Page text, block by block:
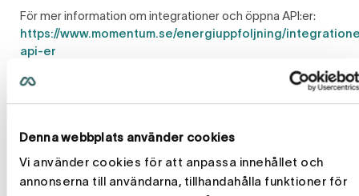
Denna webbplats använder cookies
Vi använder cookies för att anpassa innehållet och
annonserna till användarna, tillhandahålla funktioner för
För mer information om integrationer och öppna API:er:
https://www.momentum.se/energiuppfoljning/
api-er
Märta Falck
marta.falck@momentum.se
073 940 10 97